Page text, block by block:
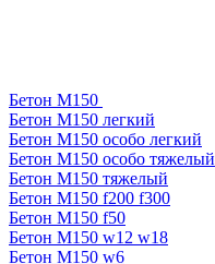
Бетон М150
Бетон М150 легкий
Бетон М150 особо легкий
Бетон М150 особо тяжелый
Бетон М150 тяжелый
Бетон М150 f200 f300
Бетон М150 f50
Бетон М150 w12 w18
Бетон М150 w6